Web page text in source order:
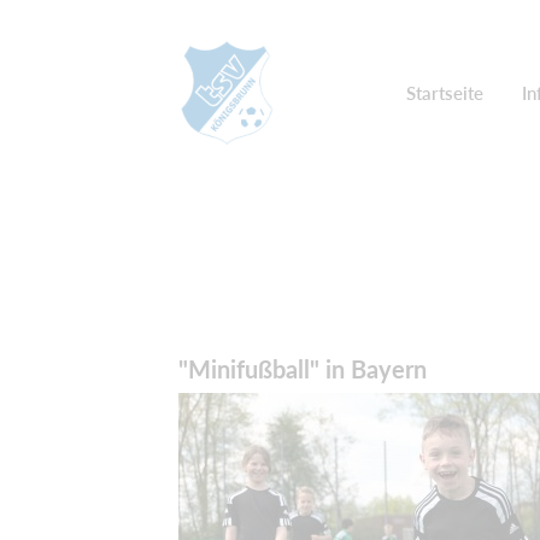
Startseite
"Minifußball" in Bayern